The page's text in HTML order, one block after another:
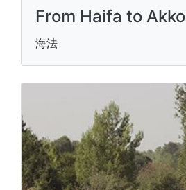
From Haifa to Akko
海法